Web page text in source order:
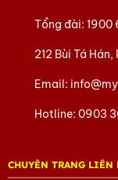
Tổng đài:1900
212 Bùi Tá
Email:
Hotline:0903
CHUYÊN TRANG LIÊN